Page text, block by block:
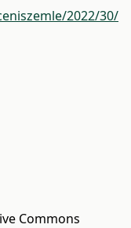
2022/30/
Commons